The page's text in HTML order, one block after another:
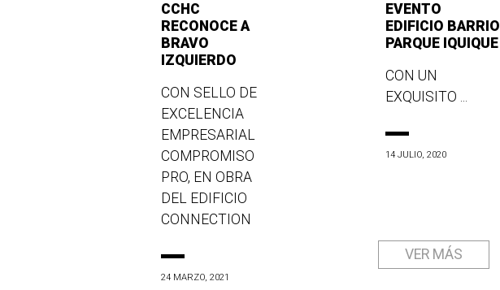
CCHC
RECONOCE A
BRAVO
IZQUIERDO
CON SELLO DE
EXCELENCIA
EMPRESARIAL
COMPROMISO
PRO, EN OBRA
DEL EDIFICIO
CONNECTION
24 MARZO, 2021
EVENTO
EDIFICIO BARRIO
PARQUE IQUIQUE
CON UN
EXQUISITO ...
14 JULIO, 2020
VER MÁS